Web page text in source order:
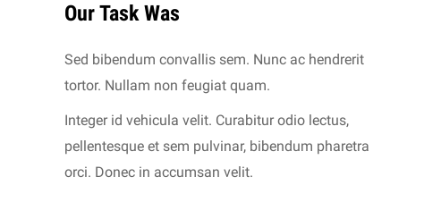
Our Task Was
Sed bibendum convallis sem. Nunc ac hendrerit
tortor. Nullam non feugiat quam.
Integer id vehicula velit. Curabitur odio lectus,
pellentesque et sem pulvinar, bibendum pharetra
orci. Donec in accumsan velit.